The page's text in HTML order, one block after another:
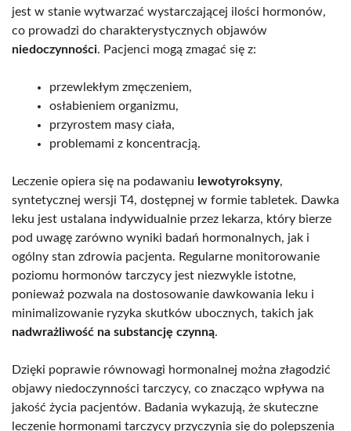
jest w stanie wytwarzać wystarczającej ilości hormonów,
co prowadzi do charakterystycznych objawów
niedoczynności. Pacjenci mogą zmagać się z:
przewlekłym zmęczeniem,
osłabieniem organizmu,
przyrostem masy ciała,
problemami z koncentracją.
Leczenie opiera się na podawaniu lewotyroksyny,
syntetycznej wersji T4, dostępnej w formie tabletek. Dawka
leku jest ustalana indywidualnie przez lekarza, który bierze
pod uwagę zarówno wyniki badań hormonalnych, jak i
ogólny stan zdrowia pacjenta. Regularne monitorowanie
poziomu hormonów tarczycy jest niezwykle istotne,
ponieważ pozwala na dostosowanie dawkowania leku i
minimalizowanie ryzyka skutków ubocznych, takich jak
nadwrażliwość na substancję czynną.
Dzięki poprawie równowagi hormonalnej można złagodzić
objawy niedoczynności tarczycy, co znacząco wpływa na
jakość życia pacjentów. Badania wykazują, że skuteczne
leczenie hormonami tarczycy przyczynia się do polepszenia